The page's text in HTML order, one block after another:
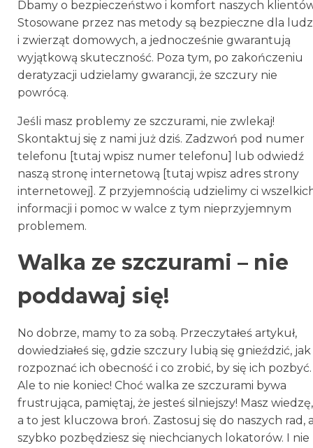
Dbamy o bezpieczeństwo i komfort naszych
Stosowane przez nas metody są bezpieczne dla
i zwierząt domowych, a jednocześnie gwarantują
wyjątkową skuteczność. Poza tym, po zakończeniu
deratyzacji udzielamy gwarancji, że szczury nie
powrócą.
Jeśli masz problemy ze szczurami, nie zwlekaj!
Skontaktuj się z nami już dziś. Zadzwoń pod numer
telefonu [tutaj wpisz numer telefonu] lub odwiedź
naszą stronę internetową [tutaj wpisz adres strony
internetowej]. Z przyjemnością udzielimy ci
informacji i pomoc w walce z tym nieprzyjemnym
problemem.
Walka ze szczurami – nie
poddawaj się!
No dobrze, mamy to za sobą. Przeczytałeś artykuł,
dowiedziałeś się, gdzie szczury lubią się gnieździć, jak
rozpoznać ich obecność i co zrobić, by się ich pozbyć.
Ale to nie koniec! Choć walka ze szczurami bywa
frustrująca, pamiętaj, że jesteś silniejszy! Masz wiedzę,
a to jest kluczowa broń. Zastosuj się do naszych rad,
szybko pozbędziesz się niechcianych lokatorów. I nie